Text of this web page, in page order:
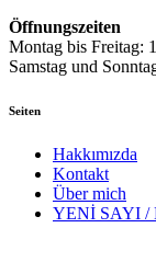
Öffnungszeiten
Montag bis Freitag:
Samstag und
Seiten
Hakkımızda
Kontakt
Über mich
YENİ SAYI /